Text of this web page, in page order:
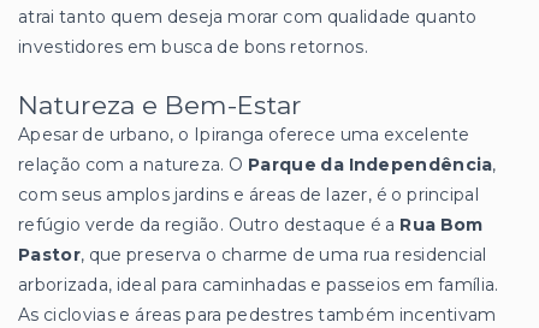
atrai tanto quem deseja morar com qualidade quanto
investidores em busca de bons retornos.
Natureza e Bem-Estar
Apesar de urbano, o Ipiranga oferece uma excelente
relação com a natureza. O Parque da Independência,
com seus amplos jardins e áreas de lazer, é o principal
refúgio verde da região. Outro destaque é a Rua Bom
Pastor, que preserva o charme de uma rua residencial
arborizada, ideal para caminhadas e passeios em família.
As ciclovias e áreas para pedestres também incentivam